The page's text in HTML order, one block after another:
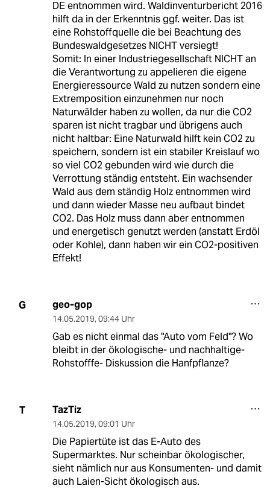
DE entnommen wird. Waldinventurbericht 2016
hilft da in der Erkenntnis ggf. weiter. Das ist
eine Rohstoffquelle die bei Beachtung des
Bundeswaldgesetzes NICHT versiegt!
Somit: In einer Industriegesellschaft NICHT an
die Verantwortung zu appelieren die eigene
Energieressource Wald zu nutzen sondern eine
Extremposition einzunehmen nur noch
Naturwälder haben zu wollen, da nur die CO2
sparen ist nicht tragbar und übrigens auch
nicht haltbar: Eine Naturwald hilft kein CO2 zu
speichern, sondern ist ein stabiler Kreislauf wo
so viel CO2 gebunden wird wie durch die
Verrottung ständig entsteht. Ein wachsender
Wald aus dem ständig Holz entnommen wird
und dann wieder Masse neu aufbaut bindet
CO2. Das Holz muss dann aber entnommen
und energetisch genutzt werden (anstatt Erdöl
oder Kohle), dann haben wir ein CO2-positiven
Effekt!
G geo-gop
14.05.2019, 09:44 Uhr
Gab es nicht einmal das "Auto vom Feld"? Wo
bleibt in der ökologische- und nachhaltige-
Rohstofffe- Diskussion die Hanfpflanze?
T TazTiz
14.05.2019, 09:01 Uhr
Die Papiertüte ist das E-Auto des
Supermarktes. Nur scheinbar ökologischer,
sieht nämlich nur aus Konsumenten- und damit
auch Laien-Sicht ökologisch aus.